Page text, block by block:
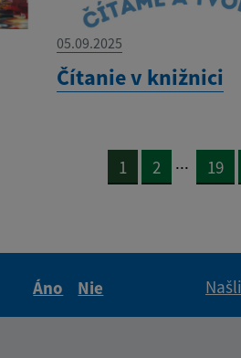
05.09.2025
Čítanie v knižnici
1 2 ... 19
Áno
Nie